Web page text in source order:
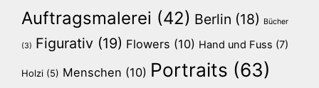
Auftragsmalerei (42) Berlin (18) Bücher
(3) Figurativ (19) Flowers (10) Hand und Fuss (7)
Holzi (5) Menschen (10) Portraits (63)